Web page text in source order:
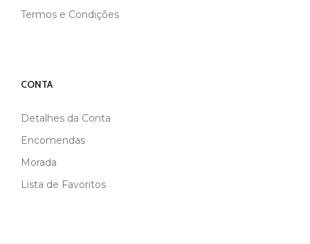
Termos e Condições
CONTA
Detalhes da Conta
Encomendas
Morada
Lista de Favoritos